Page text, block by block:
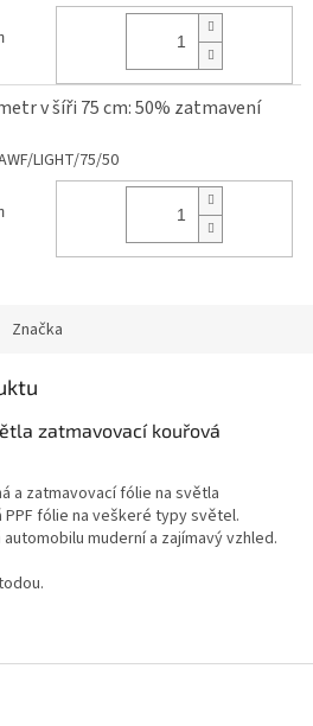
v šíři 75 cm: 50% zatmavení
LIGHT/75/50
Značka
zatmavovací kouřová
a zatmavovací fólie na světla
PPF fólie na veškeré typy světel.
muderní a zajímavý vzhled.